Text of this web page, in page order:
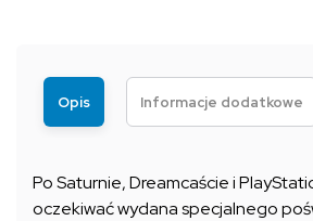
Opis Informacje dodatkowe
Po Saturnie, Dreamcaście i
oczekiwać wydana specjalnego